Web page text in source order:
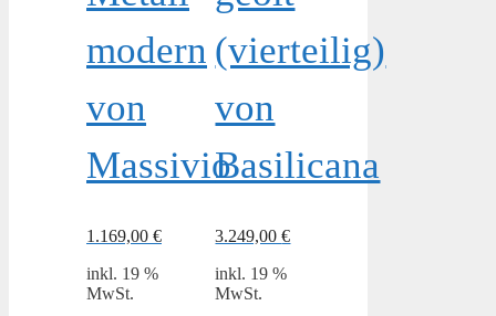
modern
von
Massivio
1.169,00 €
inkl. 19 %
MwSt.
(vierteilig)
von
Basilicana
3.249,00€
inkl. 19 %
MwSt.